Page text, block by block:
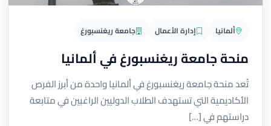
ألمانيا إدارة الأعمال جامعة ريغنسبورغ
منحة جامعة ريغنسبورغ في ألمانيا
تُعد منحة جامعة ريغنسبورغ في ألمانيا واحدة من أبرز الفرص
الأكاديمية التي تستهدف الطلاب الدوليين الراغبين في متابعة
دراستهم في […]